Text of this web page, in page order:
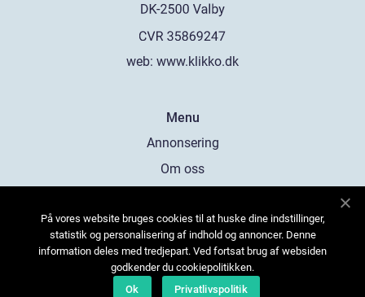
web: www.klikko.dk
Menu
Annonsering
Om oss
Kontakta oss
Sitemap
På vores website bruges cookies til at huske dine indstillinger,
statistik og personalisering af indhold og annoncer. Denne
information deles med tredjepart. Ved fortsat brug af websiden
godkender du cookiepolitikken.
Ok
Privatlivspolitik